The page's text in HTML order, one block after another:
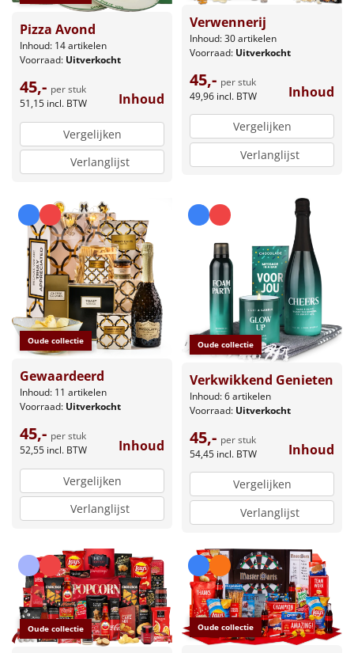
Pizza Avond
Inhoud: 14 artikelen
Voorraad: Uitverkocht
45,- per stuk
51,15 incl. BTW Inhoud
Vergelijken
Verlanglijst
Verwennerij
Inhoud: 30 artikelen
Voorraad: Uitverkocht
45,- per stuk
49,96 incl. BTW Inhoud
Vergelijken
Verlanglijst
Oude collectie
Gewaardeerd
Inhoud: 11 artikelen
Voorraad: Uitverkocht
45,- per stuk
52,55 incl. BTW Inhoud
Vergelijken
Verlanglijst
Oude collectie
Verkwikkend Genieten
Inhoud: 6 artikelen
Voorraad: Uitverkocht
45,- per stuk
54,45 incl. BTW Inhoud
Vergelijken
Verlanglijst
Oude collectie Oude collectie